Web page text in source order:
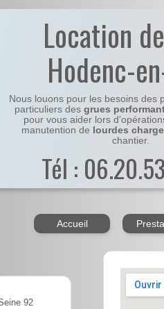
Location
Hodenc-
Nous louons pour les besoins des
particuliers des grues
pour vous aider lors
manutention de lourdes
chantier.
Tél :
Accueil
92